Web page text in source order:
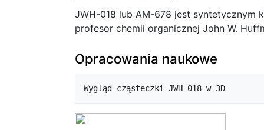
JWH-018 lub AM-678 jest syntetycznym
profesor chemii organicznej John W.
Opracowania naukowe